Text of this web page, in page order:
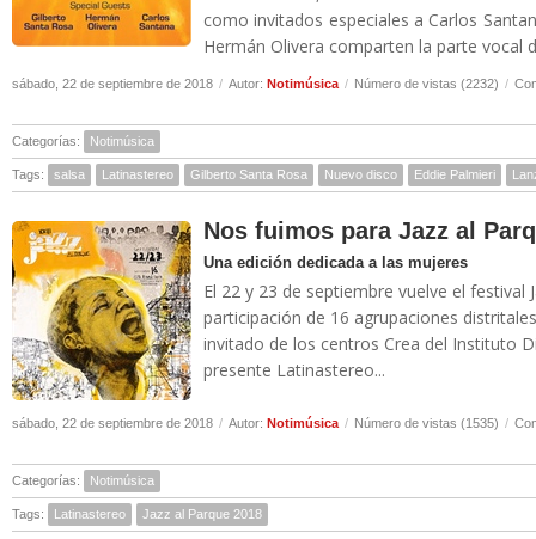
como invitados especiales a Carlos
Hermán Olivera comparten la parte vocal
sábado, 22 de septiembre de 2018 / Autor: Notimúsica / Número de vistas (2232) /
Categorías: Notimúsica
Tags: salsa Latinastereo Gilberto Santa Rosa Nuevo disco Eddie Palmieri
Nos fuimos para Jazz al
Una edición dedicada a las mujeres
El 22 y 23 de septiembre vuelve el festival
participación de 16 agrupaciones
invitado de los centros Crea del Instituto
presente Latinastereo...
sábado, 22 de septiembre de 2018 / Autor: Notimúsica / Número de vistas (1535) /
Categorías: Notimúsica
Tags: Latinastereo Jazz al Parque 2018